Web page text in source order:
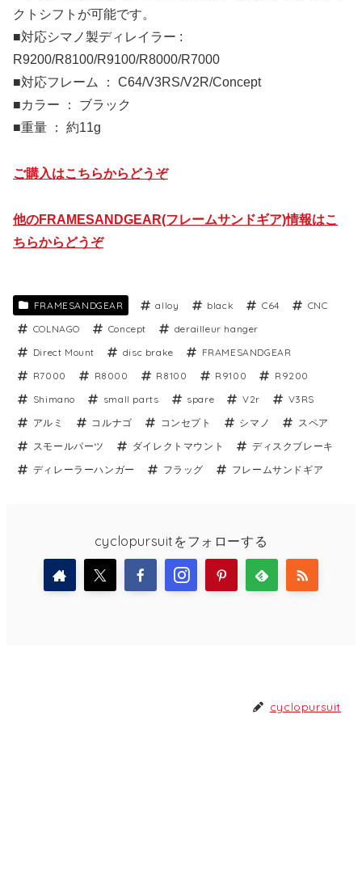
クトシフトが可能です。
■対応シマノ製ディレイラー :
R9200/R8100/R9100/R8000/R7000
■対応フレーム ： C64/V3RS/V2R/Concept
■カラー ： ブラック
■重量 ： 約11g
ご購入はこちらからどうぞ
他のFRAMESANDGEAR(フレームサンドギア)情報はこ
ちらからどうぞ
FRAMESANDGEAR alloy black C64
CNC
COLNAGO
Concept
derailleur hanger
Direct Mount
disc brake
FRAMESANDGEAR
R7000
R8000 R8100 R9100
R9200
Shimano
small parts spare V2r
V3RS
アルミ
コルナゴ コンセプト シマノ
スペア
スモールパーツ
ダイレクトマウント
ディスクブレーキ
ディレーラーハンガー
フラッグ フレームサンドギア
cyclopursuitをフォローする
cyclopursuit